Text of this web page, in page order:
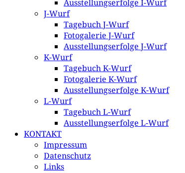
Ausstellungserfolge I-Wurf
J-Wurf
Tagebuch J-Wurf
Fotogalerie J-Wurf
Ausstellungserfolge J-Wurf
K-Wurf
Tagebuch K-Wurf
Fotogalerie K-Wurf
Ausstellungserfolge K-Wurf
L-Wurf
Tagebuch L-Wurf
Ausstellungserfolge L-Wurf
KONTAKT
Impressum
Datenschutz
Links